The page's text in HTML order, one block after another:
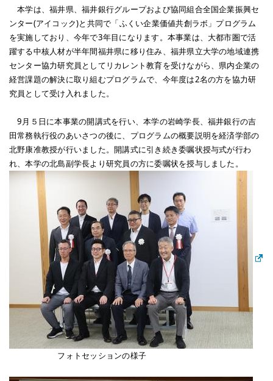
本学は、福井県、福井銀行グループおよび協同組合全国企業振興セ
ンター(アイコック)と共同で「ふくい企業価値共創ラボ」プログラム
を実施しており、今年で3年目になります。本事業は、大都市圏で活
躍する中核人材が半年間福井県に移り住み、福井県立大学の地域連携
センター協力研究員としてリカレント教育を受けながら、県内企業の
経営課題の解決に取り組むプログラムで、今年度は2名の方を協力研
究員として受け入れました。
9月５日に本事業の開講式を行い、本学の岩崎学長、福井銀行の吉
田常務執行役のあいさつの後に、プログラムの概要説明を経済学部の
北野康准教授が行いました。開講式に引き続き委嘱状授与式が行わ
れ、本学の北島副学長より研究員の方に委嘱状を授与しました。
フォトセッションの様子